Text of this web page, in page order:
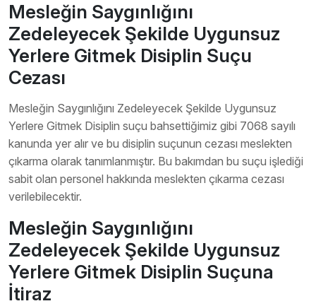
Mesleğin Saygınlığını
Zedeleyecek Şekilde Uygunsuz
Yerlere Gitmek Disiplin Suçu
Cezası
Mesleğin Saygınlığını Zedeleyecek Şekilde Uygunsuz
Yerlere Gitmek Disiplin suçu bahsettiğimiz gibi 7068 sayılı
kanunda yer alır ve bu disiplin suçunun cezası meslekten
çıkarma olarak tanımlanmıştır. Bu bakımdan bu suçu işlediği
sabit olan personel hakkında meslekten çıkarma cezası
verilebilecektir.
Mesleğin Saygınlığını
Zedeleyecek Şekilde Uygunsuz
Yerlere Gitmek Disiplin Suçuna
İtiraz